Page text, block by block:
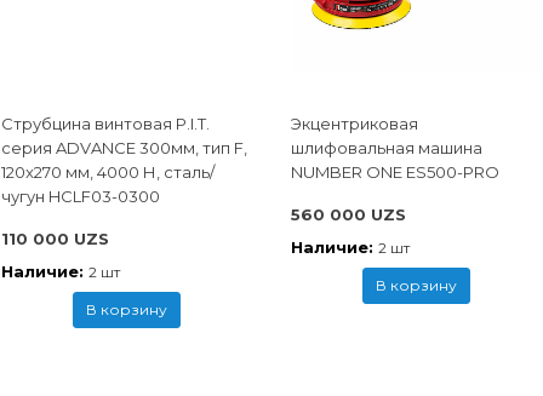
Струбцина винтовая P.I.T.
cерия ADVANCE 300мм, тип F,
120x270 мм, 4000 Н, сталь/
чугун HCLF03-0300
110 000 UZS
Наличие: 2 шт
В корзину
Экцентриковая
шлифовальная машина
NUMBER ONE ES500-PRO
560 000 UZS
Наличие: 2 шт
В корзину